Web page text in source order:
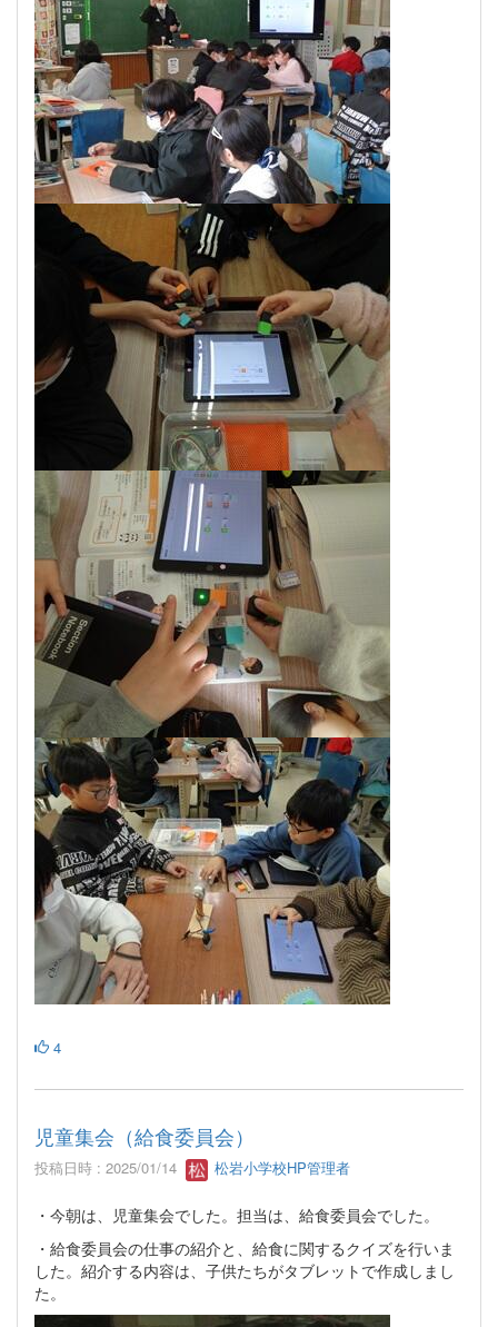
4
児童集会（給食委員会）
投稿日時 : 2025/01/14 松岩小学校HP管理者
・今朝は、児童集会でした。担当は、給食委員会でした。
・給食委員会の仕事の紹介と、給食に関するクイズを行いま
した。紹介する内容は、子供たちがタブレットで作成しまし
た。